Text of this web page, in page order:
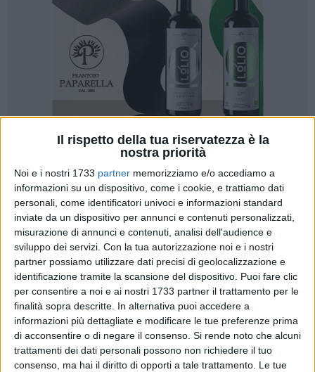
Il rispetto della tua riservatezza è la
nostra priorità
Noi e i nostri 1733 partner memorizziamo e/o accediamo a
informazioni su un dispositivo, come i cookie, e trattiamo dati
personali, come identificatori univoci e informazioni standard
inviate da un dispositivo per annunci e contenuti personalizzati,
misurazione di annunci e contenuti, analisi dell'audience e
sviluppo dei servizi. Con la tua autorizzazione noi e i nostri
partner possiamo utilizzare dati precisi di geolocalizzazione e
identificazione tramite la scansione del dispositivo. Puoi fare clic
per consentire a noi e ai nostri 1733 partner il trattamento per le
finalità sopra descritte. In alternativa puoi accedere a
informazioni più dettagliate e modificare le tue preferenze prima
di acconsentire o di negare il consenso. Si rende noto che alcuni
trattamenti dei dati personali possono non richiedere il tuo
consenso, ma hai il diritto di opporti a tale trattamento. Le tue
PETER STRAYDER
Puntuali come un orologio svizzero, le atlete dell'A.s.d. New
Axia volley si sono riunite alle ore 8:00 presso la litoranea di
Ponente per l'inizio degli allenamenti estivi.
Il gruppo sosterrà un periodo intensivo di preparazione fisica
con particolare attenzione alla pesistica e al lavoro di
tonificazione muscolare in acqua. La frequenza delle sedute
sarà molto elevata infatti, per ben tre giorni a settimana, gli
allenamenti saranno doppi (mattina e pomeriggio).